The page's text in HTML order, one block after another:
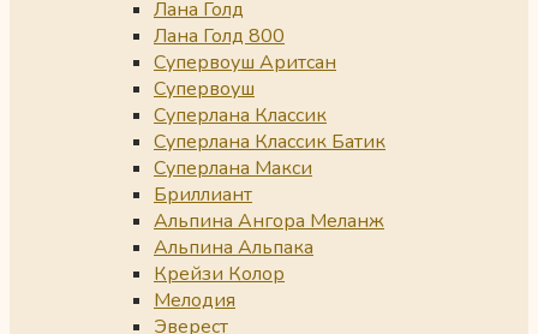
Лана Голд
Лана Голд 800
Супервоуш Аритсан
Супервоуш
Суперлана Классик
Суперлана Классик Батик
Суперлана Макси
Бриллиант
Альпина Ангора Меланж
Альпина Альпака
Крейзи Колор
Мелодия
Эверест